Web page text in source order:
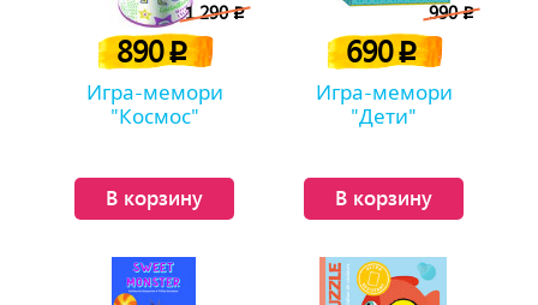
1 290p
890p
Игра-мемори
"Космос"
В корзину
990p
690p
Игра-мемори
"Дети"
В корзину